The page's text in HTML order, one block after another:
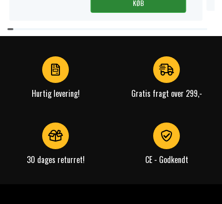
KØB
Item
1
Hurtig levering! Gratis fragt over 299,-
30 dages returret! CE - Godkendt